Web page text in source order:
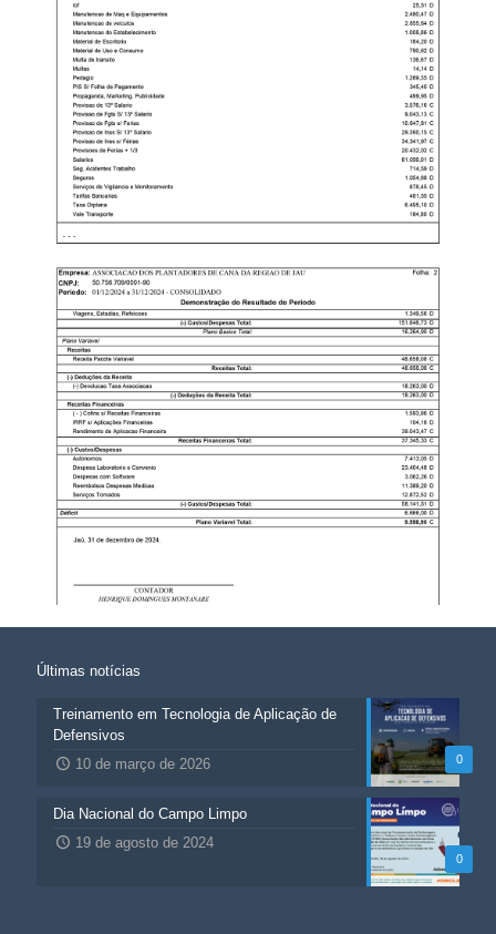
Últimas notícias
0
Treinamento em Tecnologia de Aplicação de
Defensivos
10 de março de 2026
0
Dia Nacional do Campo Limpo
19 de agosto de 2024